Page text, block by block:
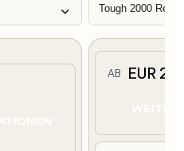
Tough 2000
AB EUR